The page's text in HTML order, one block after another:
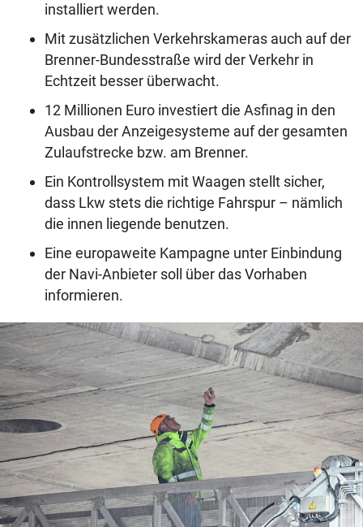
installiert werden.
Mit zusätzlichen Verkehrskameras auch auf der
Brenner-Bundesstraße wird der Verkehr in
Echtzeit besser überwacht.
12 Millionen Euro investiert die Asfinag in den
Ausbau der Anzeigesysteme auf der gesamten
Zulaufstrecke bzw. am Brenner.
Ein Kontrollsystem mit Waagen stellt sicher,
dass Lkw stets die richtige Fahrspur – nämlich
die innen liegende benutzen.
Eine europaweite Kampagne unter Einbindung
der Navi-Anbieter soll über das Vorhaben
informieren.